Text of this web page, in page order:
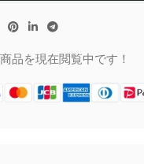
品を現在閲覧中です！